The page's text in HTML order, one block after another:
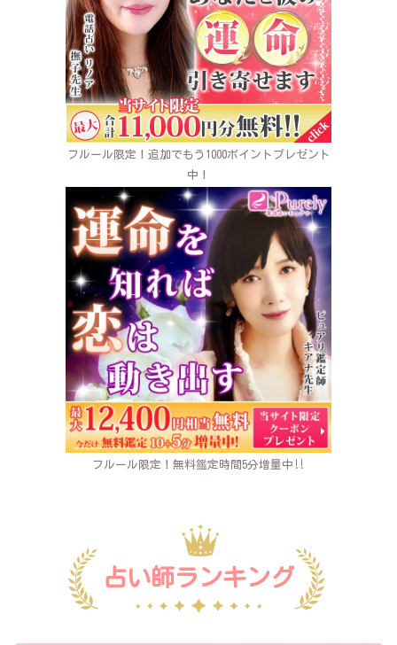
フルール限定！追加でもう1000ポイントプレゼント
中！
フルール限定！無料鑑定時間5分増量中‼
占い師ランキング